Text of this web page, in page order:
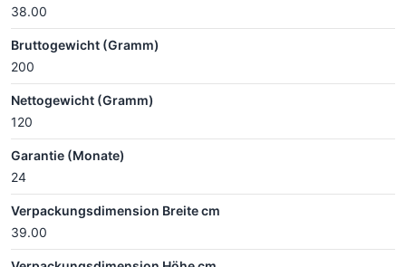
38.00
Bruttogewicht (Gramm)
200
Nettogewicht (Gramm)
120
Garantie (Monate)
24
Verpackungsdimension Breite cm
39.00